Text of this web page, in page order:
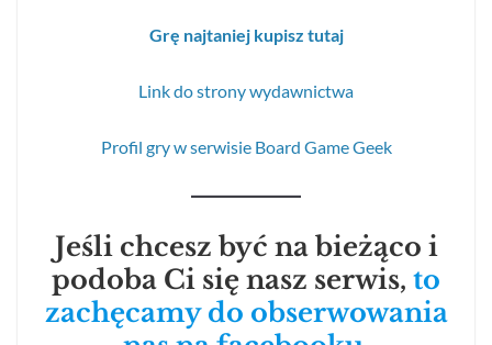
Grę najtaniej kupisz tutaj
Link do strony wydawnictwa
Profil gry w serwisie Board Game Geek
Jeśli chcesz być na bieżąco i
podoba Ci się nasz serwis, to
zachęcamy do obserwowania